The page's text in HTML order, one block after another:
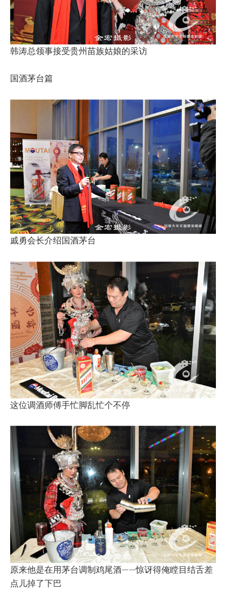
韩涛总领事接受贵州苗族姑娘的采访
国酒茅台篇
戚勇会长介绍国酒茅台
这位调酒师傅手忙脚乱忙个不停
原来他是在用茅台调制鸡尾酒——惊讶得俺瞠目结舌差
点儿掉了下巴